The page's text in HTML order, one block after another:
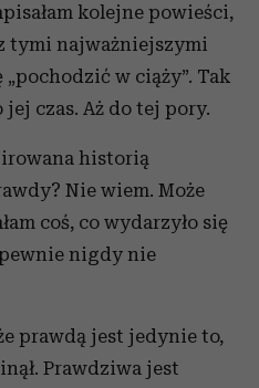
kolejne powieści,
tymi najważniejszymi
w ciąży”. Tak
jej czas. Aż do tej pory.
historią
Nie wiem. Może
coś, co wydarzyło się
nigdy nie
prawdą jest jedynie to,
Prawdziwa jest